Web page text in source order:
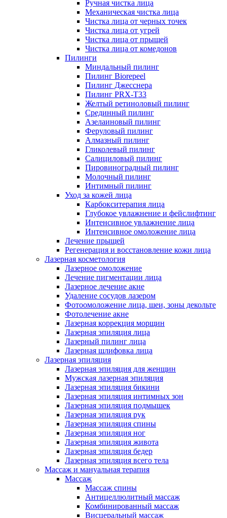
Ручная чистка лица
Механическая чистка лица
Чистка лица от черных точек
Чистка лица от угрей
Чистка лица от прыщей
Чистка лица от комедонов
Пилинги
Миндальный пилинг
Пилинг Biorepeel
Пилинг Джесснера
Пилинг PRX-T33
Желтый ретиноловый пилинг
Срединный пилинг
Азелаиновый пилинг
Феруловый пилинг
Алмазный пилинг
Гликолевый пилинг
Салициловый пилинг
Пировиноградный пилинг
Молочный пилинг
Интимный пилинг
Уход за кожей лица
Карбокситерапия лица
Глубокое увлажнение и фейслифтинг
Интенсивное увлажнение лица
Интенсивное омоложение лица
Лечение прыщей
Регенерация и восстановление кожи лица
Лазерная косметология
Лазерное омоложение
Лечение пигментации лица
Лазерное лечение акне
Удаление сосудов лазером
Фотоомоложение лица, шеи, зоны декольте
Фотолечение акне
Лазерная коррекция морщин
Лазерная эпиляция лица
Лазерный пилинг лица
Лазерная шлифовка лица
Лазерная эпиляция
Лазерная эпиляция для женщин
Мужская лазерная эпиляция
Лазерная эпиляция бикини
Лазерная эпиляция интимных зон
Лазерная эпиляция подмышек
Лазерная эпиляция рук
Лазерная эпиляция спины
Лазерная эпиляция ног
Лазерная эпиляция живота
Лазерная эпиляция бедер
Лазерная эпиляция всего тела
Массаж и мануальная терапия
Массаж
Массаж спины
Антицеллюлитный массаж
Комбинированный массаж
Висцеральный массаж